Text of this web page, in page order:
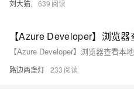
刘大猫. 639
路边两盏灯 233